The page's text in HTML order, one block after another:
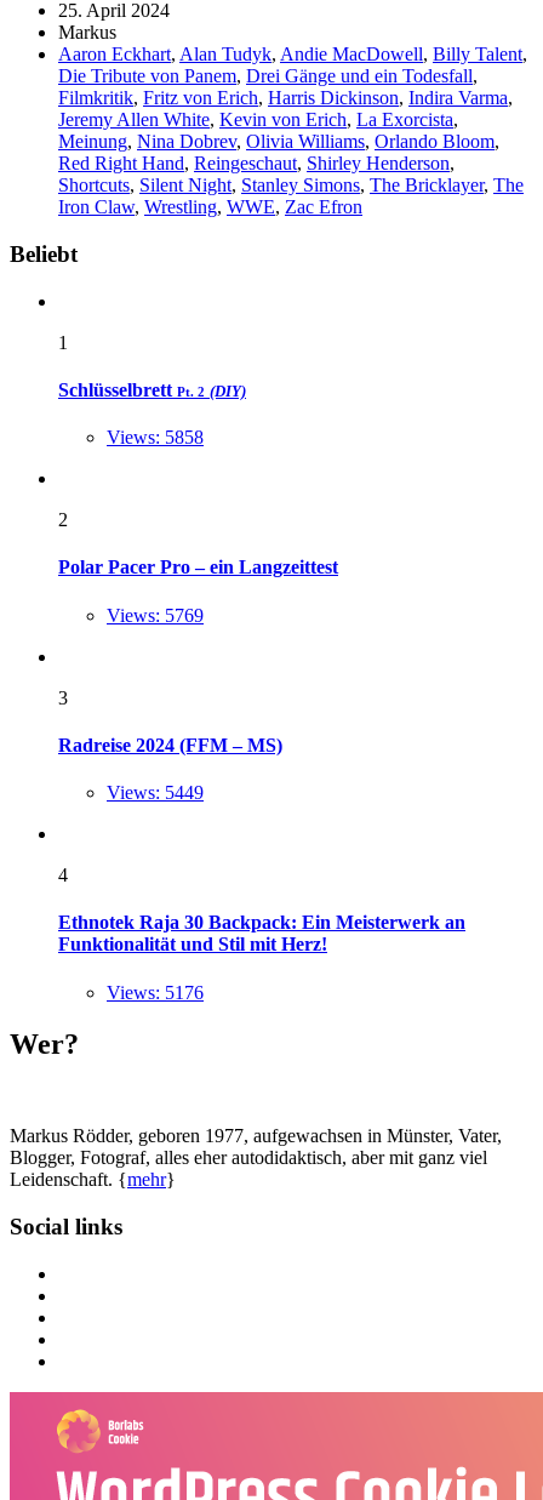
25. April 2024
Markus
Aaron Eckhart, Alan Tudyk, Andie MacDowell, Billy Talent,
Die Tribute von Panem, Drei Gänge und ein Todesfall,
Filmkritik, Fritz von Erich, Harris Dickinson, Indira Varma,
Jeremy Allen White, Kevin von Erich, La Exorcista,
Meinung, Nina Dobrev, Olivia Williams, Orlando Bloom,
Red Right Hand, Reingeschaut, Shirley Henderson,
Shortcuts, Silent Night, Stanley Simons, The Bricklayer, The
Iron Claw, Wrestling, WWE, Zac Efron
Widgets
Beliebt
1
Schlüsselbrett Pt. 2 (DIY)
Views: 5858
2
Polar Pacer Pro – ein Langzeittest
Views: 5769
3
Radreise 2024 (FFM – MS)
Views: 5449
4
Ethnotek Raja 30 Backpack: Ein Meisterwerk an
Funktionalität und Stil mit Herz!
Views: 5176
Wer?
Markus Rödder, geboren 1977, aufgewachsen in Münster, Vater,
Blogger, Fotograf, alles eher autodidaktisch, aber mit ganz viel
Leidenschaft. {mehr}
Social links